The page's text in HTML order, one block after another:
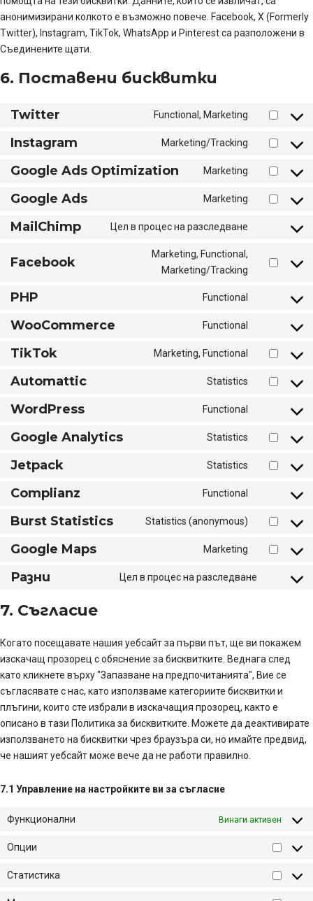
анонимизирани колкото е възможно повече. Facebook, X (Formerly
Twitter), Instagram, TikTok, WhatsApp и Pinterest са разположени в
Съединените щати.
6. Поставени бисквитки
Twitter Functional, Marketing
Consent
service
Instagram Marketing/Tracking
Consent
service
Google Ads Optimization Marketing
Consent
service
Google Ads Marketing
Consent
ads
MailChimp Цел в процес на разследване
service
Facebook
Marketing, Functional,
Marketing/Tracking
Consent
PHP Functional
WooCommerce Functional
service
TikTok Marketing, Functional
Consent
service
Automattic Statistics
Consent
WordPress Functional
service
Google Analytics Statistics
Consent
service
Jetpack Statistics
Consent
Complianz Functional
service
Burst Statistics Statistics (anonymous)
Consent
service
Google Maps Marketing
Consent
Разни Цел в процес на разследване
Consent
7. Съгласие
Когато посещавате нашия уебсайт за първи път, ще ви покажем
изскачащ прозорец с обяснение за бисквитките. Веднага след
като кликнете върху "Запазване на предпочитанията", Вие се
съгласявате с нас, като използваме категориите бисквитки и
плъгини, които сте избрали в изскачащия прозорец, както е
описано в тази Политика за бисквитките. Можете да деактивирате
използването на бисквитки чрез браузъра си, но имайте предвид,
че нашият уебсайт може вече да не работи правилно.
7.1 Управление на настройките ви за съгласие
Функционални Винаги активен
Опции
Опции
Статистика